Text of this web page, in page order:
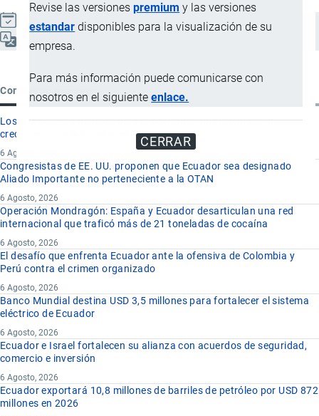
Revise las versionespremium y las versiones
estandar disponibles para la visualización de su
empresa.
Para más información puede comunicarse con
nosotros en el siguienteenlace.
CERRAR
Actualizado el 6 Noviembre, 2024
Contenido reciente
Los 8 proyectos mineros más importantes que impulsan el
crecimiento de la minería en Ecuador
6 Agosto, 2026
Congresistas de EE. UU. proponen que Ecuador sea designado
Aliado Importante no perteneciente a la OTAN
6 Agosto, 2026
Operación Mondragón: España y Ecuador desarticulan una red
internacional que traficó más de 21 toneladas de cocaína
6 Agosto, 2026
El desafío que enfrenta Ecuador ante la ofensiva de Colombia y
Perú contra el crimen organizado
6 Agosto, 2026
Banco Mundial destina USD 3,5 millones para fortalecer el sistema
eléctrico de Ecuador
6 Agosto, 2026
Ecuador e Israel fortalecen su alianza con acuerdos de seguridad,
comercio e inversión
6 Agosto, 2026
Ecuador exportará 10,8 millones de barriles de petróleo por USD 872
millones en 2026